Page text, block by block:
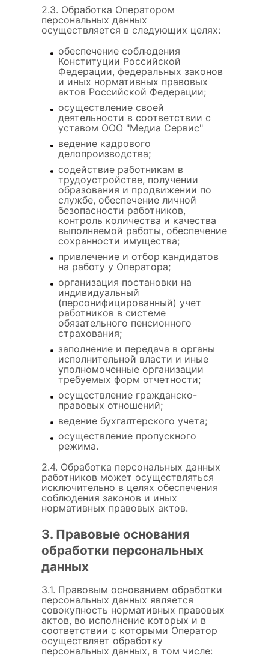
2.3. Обработка Оператором
персональных данных
осуществляется в следующих целях:
обеспечение соблюдения
Конституции Российской
Федерации, федеральных законов
и иных нормативных правовых
актов Российской Федерации;
осуществление своей
деятельности в соответствии с
уставом ООО "Медиа Сервис"
ведение кадрового
делопроизводства;
содействие работникам в
трудоустройстве, получении
образования и продвижении по
службе, обеспечение личной
безопасности работников,
контроль количества и качества
выполняемой работы, обеспечение
сохранности имущества;
привлечение и отбор кандидатов
на работу у Оператора;
организация постановки на
индивидуальный
(персонифицированный) учет
работников в системе
обязательного пенсионного
страхования;
заполнение и передача в органы
исполнительной власти и иные
уполномоченные организации
требуемых форм отчетности;
осуществление гражданско-
правовых отношений;
ведение бухгалтерского учета;
осуществление пропускного
режима.
2.4. Обработка персональных данных
работников может осуществляться
исключительно в целях обеспечения
соблюдения законов и иных
нормативных правовых актов.
3. Правовые основания
обработки персональных
данных
3.1. Правовым основанием обработки
персональных данных является
совокупность нормативных правовых
актов, во исполнение которых и в
соответствии с которыми Оператор
осуществляет обработку
персональных данных, в том числе: